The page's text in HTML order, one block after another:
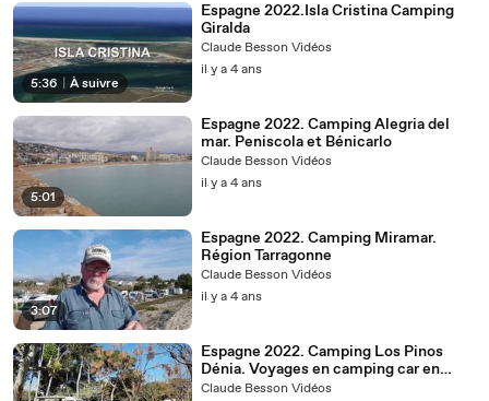
5:36 À suivre
Espagne 2022.Isla Cristina Camping
Giralda
Claude Besson Vidéos
il y a 4 ans
5:01
Espagne 2022. Camping Alegria del
mar. Peniscola et Bénicarlo
Claude Besson Vidéos
il y a 4 ans
3:07
Espagne 2022. Camping Miramar.
Région Tarragonne
Claude Besson Vidéos
il y a 4 ans
Espagne 2022. Camping Los Pinos
Dénia. Voyages en camping car en
Espagne
Claude Besson Vidéos